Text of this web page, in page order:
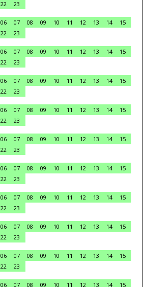
22
23
06 07 08 09 10 11 12 13 14
15
22
23
06 07 08 09 10 11 12 13 14
15
22
23
06 07 08 09 10 11 12 13 14
15
22
23
06 07 08 09 10 11 12 13 14
15
22
23
06 07 08 09 10 11 12 13 14
15
22
23
06 07 08 09 10 11 12 13 14
15
22
23
06 07 08 09 10 11 12 13 14
15
22
23
06 07 08 09 10 11 12 13 14
15
22
23
06 07 08 09 10 11 12 13 14
15
22
23
06 07 08 09 10 11 12 13 14 15